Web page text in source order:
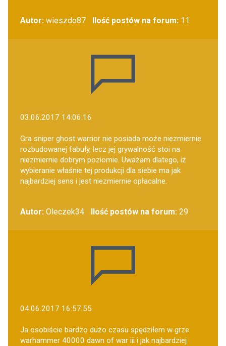
Autor: wieszdo87 Ilość postów na forum:11
03.06.2017 14:06:16
Gra sniper ghost warrior nie posiada może niezmiernie
rozbudowanej fabuły, lecz jej grywalność stoi na
niezmiernie dobrym poziomie. Uważam dlatego, iż
wybieranie właśnie tej produkcji dla siebie ma jak
najbardziej sens i jest niezmiernie opłacalne.
Autor: Oleczek34 Ilość postów na forum:29
04.06.2017 16:57:55
Ja osobiście bardzo dużo czasu spędziłem w grze
warhammer 40000 dawn of war iii i jak najbardziej